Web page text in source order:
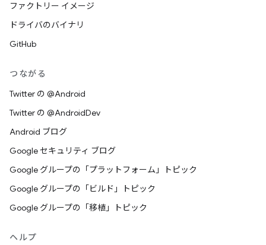
ファクトリー イメージ
ドライバのバイナリ
GitHub
つながる
Twitter の @Android
Twitter の @AndroidDev
Android ブログ
Google セキュリティ ブログ
Google グループの「プラットフォーム」トピック
Google グループの「ビルド」トピック
Google グループの「移植」トピック
ヘルプ